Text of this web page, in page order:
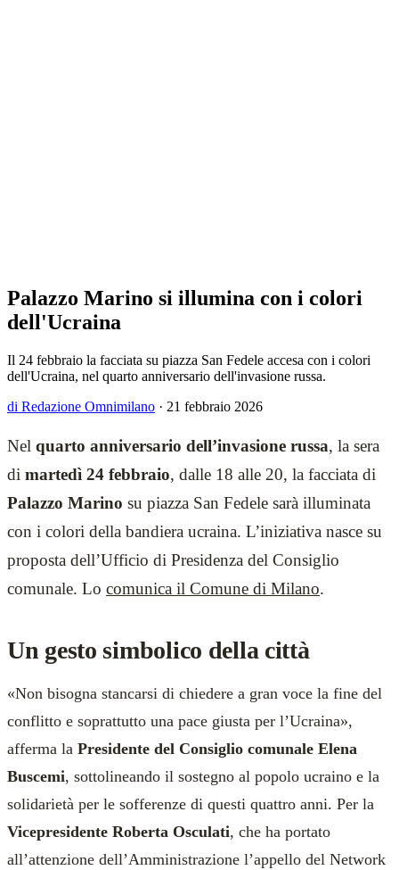
Palazzo Marino si illumina con i colori
dell'Ucraina
Il 24 febbraio la facciata su piazza San Fedele accesa con i colori
dell'Ucraina, nel quarto anniversario dell'invasione russa.
di Redazione Omnimilano · 21 febbraio 2026
Nel quarto anniversario dell’invasione russa, la sera
di martedì 24 febbraio, dalle 18 alle 20, la facciata di
Palazzo Marino su piazza San Fedele sarà illuminata
con i colori della bandiera ucraina. L’iniziativa nasce su
proposta dell’Ufficio di Presidenza del Consiglio
comunale. Lo comunica il Comune di Milano.
Un gesto simbolico della città
«Non bisogna stancarsi di chiedere a gran voce la fine del
conflitto e soprattutto una pace giusta per l’Ucraina»,
afferma la Presidente del Consiglio comunale Elena
Buscemi, sottolineando il sostegno al popolo ucraino e la
solidarietà per le sofferenze di questi quattro anni. Per la
Vicepresidente Roberta Osculati, che ha portato
all’attenzione dell’Amministrazione l’appello del Network